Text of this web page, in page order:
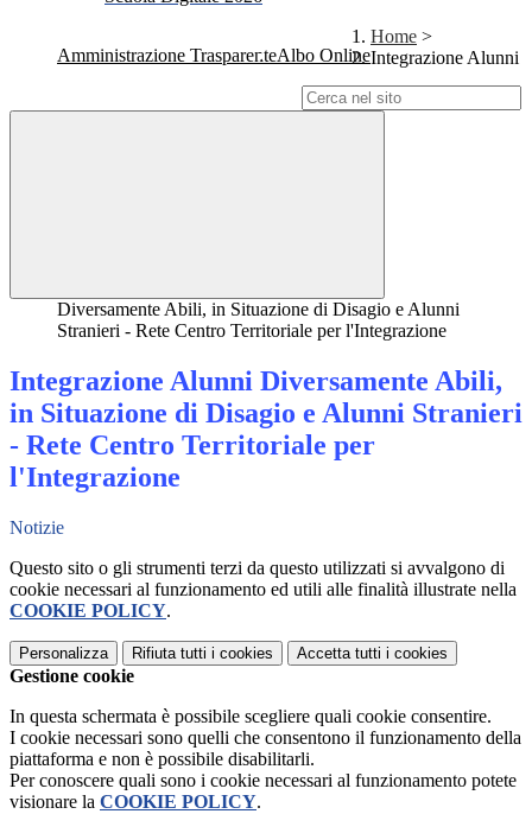
Amministrazione TrasparenteAlbo Online
Home >
Integrazione Alunni
Diversamente Abili, in Situazione di Disagio e Alunni
Stranieri - Rete Centro Territoriale per l'Integrazione
Integrazione Alunni Diversamente Abili,
in Situazione di Disagio e Alunni Stranieri
- Rete Centro Territoriale per
l'Integrazione
Notizie
Questo sito o gli strumenti terzi da questo utilizzati si avvalgono di
cookie necessari al funzionamento ed utili alle finalità illustrate nella
COOKIE POLICY.
Personalizza Rifiuta tutti i cookies Accetta tutti i cookies
Gestione cookie
In questa schermata è possibile scegliere quali cookie consentire.
I cookie necessari sono quelli che consentono il funzionamento della
piattaforma e non è possibile disabilitarli.
Per conoscere quali sono i cookie necessari al funzionamento potete
visionare la COOKIE POLICY.